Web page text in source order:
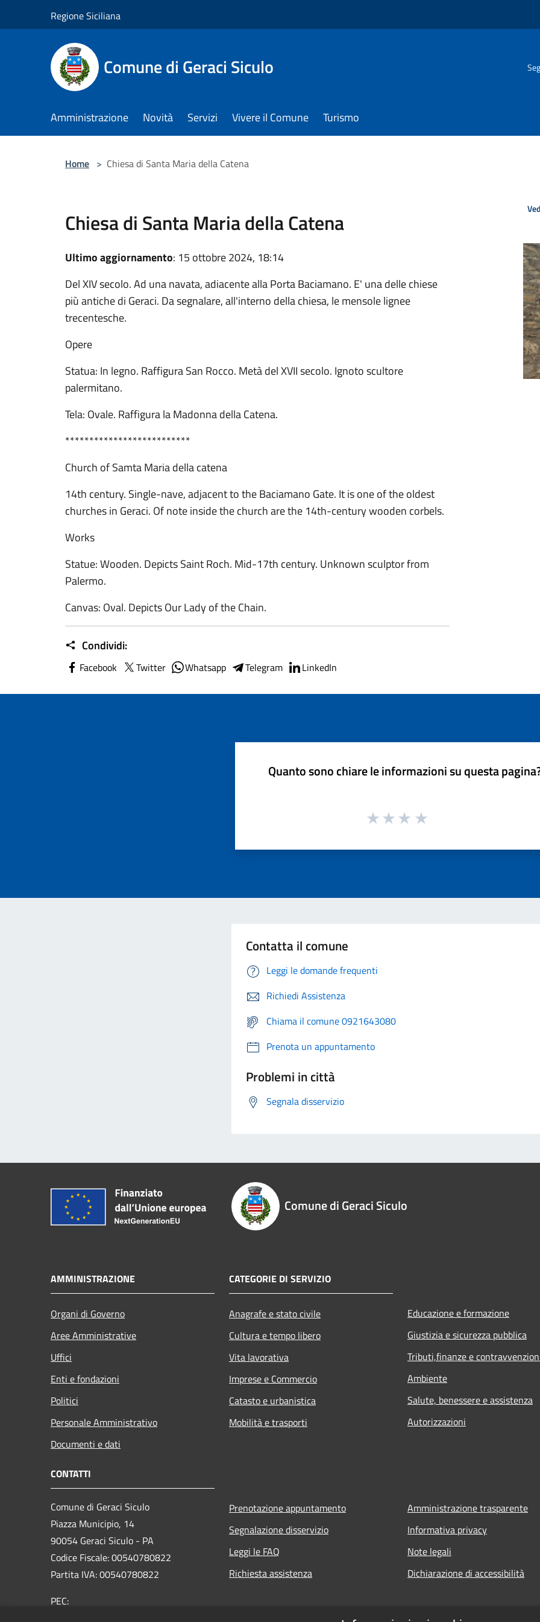
Regione Siciliana
Comune di Geraci Siculo
Amministrazione Novità Servizi Vivere il Comune Turismo
Home > Chiesa di Santa Maria della Catena
Chiesa di Santa Maria della Catena
Ultimo aggiornamento: 15 ottobre 2024, 18:14
Del XIV secolo. Ad una navata, adiacente alla Porta Baciamano. E' una delle chiese
più antiche di Geraci. Da segnalare, all'interno della chiesa, le mensole lignee
trecentesche.
Opere
Statua: In legno. Raffigura San Rocco. Metà del XVII secolo. Ignoto scultore
palermitano.
Tela: Ovale. Raffigura la Madonna della Catena.
**************************
Church of Samta Maria della catena
14th century. Single-nave, adjacent to the Baciamano Gate. It is one of the oldest
churches in Geraci. Of note inside the church are the 14th-century wooden corbels.
Works
Statue: Wooden. Depicts Saint Roch. Mid-17th century. Unknown sculptor from
Palermo.
Canvas: Oval. Depicts Our Lady of the Chain.
Condividi:
Facebook Twitter Whatsapp Telegram LinkedIn
Quanto sono chiare le informazioni su questa
Contatta il comune
Leggi le domande frequenti
Richiedi Assistenza
Chiama il comune 0921643080
Prenota un appuntamento
Problemi in città
Segnala disservizio
Comune di Geraci Siculo
AMMINISTRAZIONE
Organi di Governo
Aree Amministrative
Uffici
Enti e fondazioni
Politici
Personale Amministrativo
Documenti e dati
CATEGORIE DI SERVIZIO
Anagrafe e stato civile
Cultura e tempo libero
Vita lavorativa
Imprese e Commercio
Catasto e urbanistica
Mobilità e trasporti
Educazione e formazione
Giustizia e sicurezza pubblica
Tributi,finanze e
Ambiente
Salute, benessere e assistenza
Autorizzazioni
CONTATTI
Comune di Geraci Siculo
Piazza Municipio, 14
90054 Geraci Siculo - PA
Codice Fiscale: 00540780822
Partita IVA: 00540780822
PEC:
Prenotazione appuntamento
Segnalazione disservizio
Leggi le FAQ
Richiesta assistenza
Amministrazione trasparente
Informativa privacy
Note legali
Dichiarazione di accessibilità